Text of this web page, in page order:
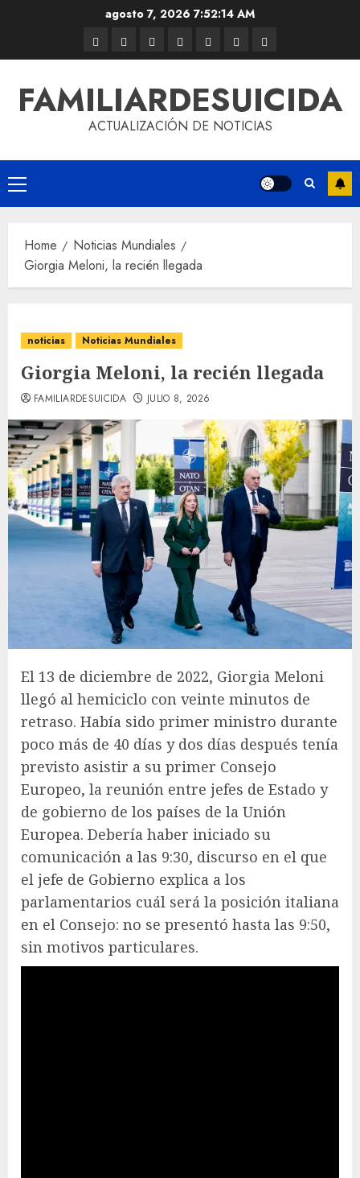
agosto 7, 2026 7:52:15 AM
FAMILIARDESUICIDA
ACTUALIZACIÓN DE NOTICIAS
Home
Noticias Mundiales
Giorgia Meloni, la recién llegada
noticias Noticias Mundiales
Giorgia Meloni, la recién llegada
FAMILIARDESUICIDA JULIO 8, 2026
El 13 de diciembre de 2022, Giorgia Meloni
llegó al hemiciclo con veinte minutos de
retraso. Había sido primer ministro durante
poco más de 40 días y dos días después tenía
previsto asistir a su primer Consejo
Europeo, la reunión entre jefes de Estado y
de gobierno de los países de la Unión
Europea. Debería haber iniciado su
comunicación a las 9:30, discurso en el que
el jefe de Gobierno explica a los
parlamentarios cuál será la posición italiana
en el Consejo: no se presentó hasta las 9:50,
sin motivos particulares.